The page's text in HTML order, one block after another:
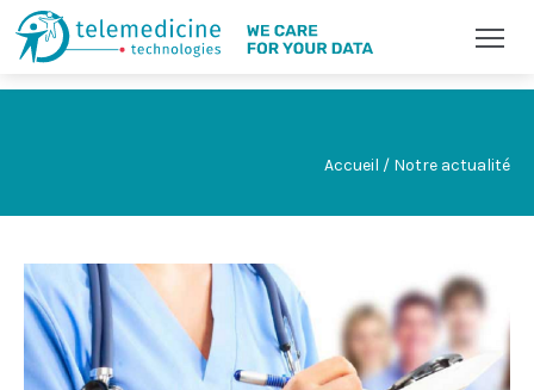
Accueil / Notre actualité